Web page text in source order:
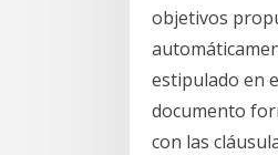
objetivos
estipulado en
documento
con las